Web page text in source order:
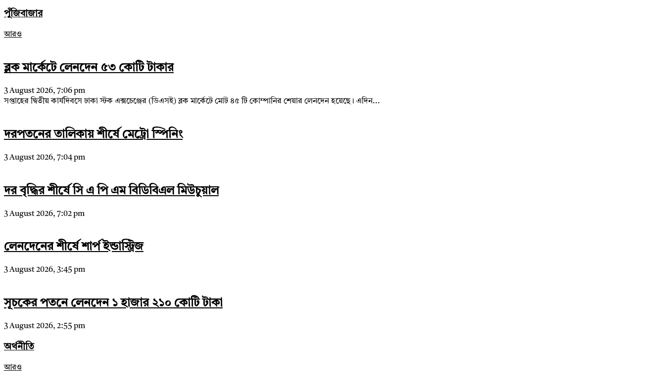
পুঁজিবাজার
আরও
ব্লক মার্কেটে লেনদেন ৫৩ কোটি টাকার
3 August 2026, 7:06 pm
সপ্তাহের দ্বিতীয় কার্যদিবসে ঢাকা স্টক এক্সচেঞ্জের (ডিএসই) ব্লক মার্কেটে মোট ৪৫ টি কোম্পানির শেয়ার লেনদেন হয়েছে। এদিন...
দরপতনের তালিকায় শীর্ষে মেট্রো স্পিনিং
3 August 2026, 7:04 pm
দর বৃদ্ধির শীর্ষে সি এ পি এম বিডিবিএল মিউচুয়াল
3 August 2026, 7:02 pm
লেনদেনের শীর্ষে শার্প ইন্ডাস্ট্রিজ
3 August 2026, 3:45 pm
সূচকের পতনে লেনদেন ১ হাজার ২১০ কোটি টাকা
3 August 2026, 2:55 pm
অর্থনীতি
আরও